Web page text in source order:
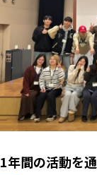
1年間の活動を